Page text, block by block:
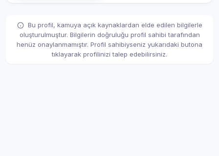
Bu profil, kamuya açık kaynaklardan elde edilen bilgilerle
oluşturulmuştur. Bilgilerin doğruluğu profil sahibi tarafından
henüz onaylanmamıştır. Profil sahibiyseniz yukarıdaki butona
tıklayarak profilinizi talep edebilirsiniz.